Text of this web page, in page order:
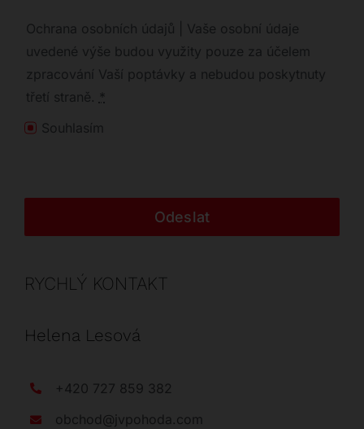
Ochrana osobních údajů | Vaše osobní údaje
uvedené výše budou využity pouze za účelem
zpracování Vaší poptávky a nebudou poskytnuty
třetí straně. *
Souhlasím
Odeslat
RYCHLÝ KONTAKT
Helena Lesová
+420 727 859 382
obchod@jvpohoda.com